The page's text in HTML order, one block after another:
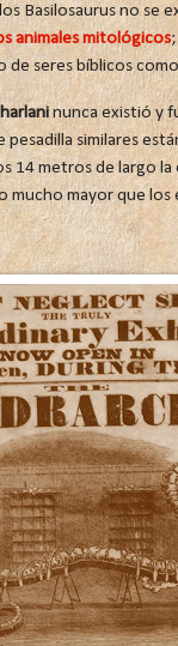
Basilosaurus no
animales mitológicos;
de seres bíblicos
nunca existió y
pesadilla similares
14 metros de largo
mayor que los